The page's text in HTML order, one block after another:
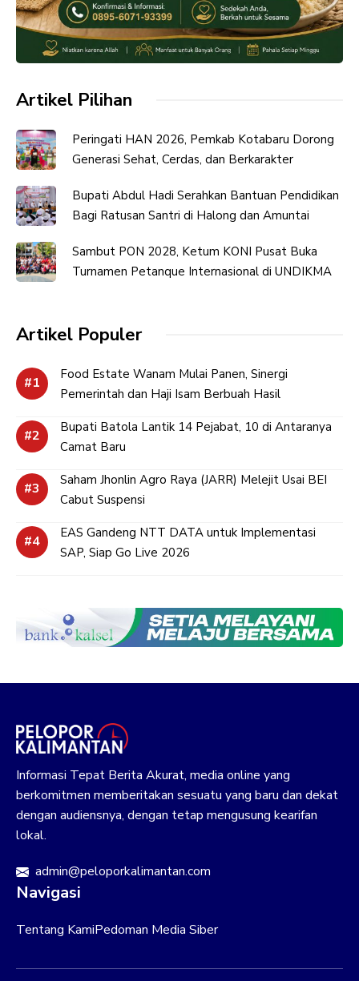
Artikel Pilihan
Peringati HAN 2026, Pemkab Kotabaru Dorong
Generasi Sehat, Cerdas, dan Berkarakter
Bupati Abdul Hadi Serahkan Bantuan Pendidikan
Bagi Ratusan Santri di Halong dan Amuntai
Sambut PON 2028, Ketum KONI Pusat Buka
Turnamen Petanque Internasional di UNDIKMA
Artikel Populer
Food Estate Wanam Mulai Panen, Sinergi
Pemerintah dan Haji Isam Berbuah Hasil
Bupati Batola Lantik 14 Pejabat, 10 di Antaranya
Camat Baru
Saham Jhonlin Agro Raya (JARR) Melejit Usai BEI
Cabut Suspensi
EAS Gandeng NTT DATA untuk Implementasi
SAP, Siap Go Live 2026
Informasi Tepat Berita Akurat, media online yang
berkomitmen memberitakan sesuatu yang baru dan dekat
dengan audiensnya, dengan tetap mengusung kearifan
lokal.
admin@peloporkalimantan.com
Navigasi
Tentang KamiPedoman Media Siber